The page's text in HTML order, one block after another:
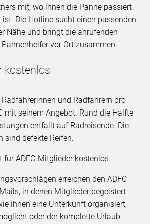
mit, wo ihnen die Panne passiert
Die Hotline sucht einen passenden
Nähe und bringt die anrufenden
vor Ort zusammen.
kostenlos
und Radfahrern pro
mit seinem Angebot. Rund die Hälfte
entfällt auf Radreisende. Die
sind defekte Reifen.
für ADFC-Mitglieder kostenlos.
erreichen den ADFC
in denen Mitglieder begeistert
ihnen eine Unterkunft organisiert,
oder der komplette Urlaub